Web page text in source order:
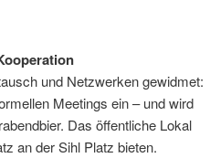
und Netzwerken gewidmet:
Meetings ein – und wird
Das öffentliche Lokal
an der Sihl Platz bieten.